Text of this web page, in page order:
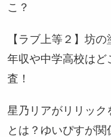
こ？
【ラブ上等２】坊
年収や中学高校はど
査！
星乃リアがリリック
とは？ゆいぴすが